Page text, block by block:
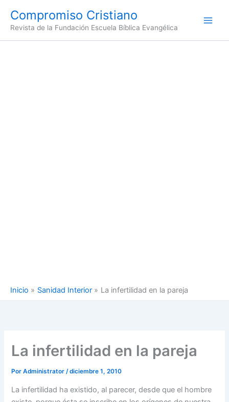
contenido
Compromiso Cristiano
Revista de la Fundación Escuela Bíblica Evangélica
Inicio Sanidad Interior La infertilidad en la pareja
La infertilidad en la pareja
PorAdministrator/diciembre 1, 2010
La infertilidad ha existido, al parecer, desde que el hombre